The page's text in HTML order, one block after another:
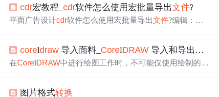
量图的方法，今天将给各位介绍的是cdr将矢量图转换成位
图方法，一起看看吧。CorelDRAW矢量图怎么转位图?若
数选项...
cdr宏教程_cdr软件怎么使用宏批量导出文件?
平面广告设计cdr软件怎么使用宏批量导出文件?编辑：时
教大家一个简单到批量导出图片方法。1、先找到工具，选
择下面的宏，再选择运行宏，会弹出一个对话框。具体步
coreldraw 导入面料_ CorelDRAW 导入和导出 文件
在CorelDRAW中进行绘图工作时，不可能仅使用绘制的矢
操作，还可以将编辑好的图像导出，保存为需要的其他图
图片格式转换